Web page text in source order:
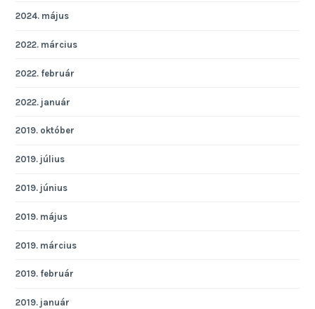
2024. május
2022. március
2022. február
2022. január
2019. október
2019. július
2019. június
2019. május
2019. március
2019. február
2019. január